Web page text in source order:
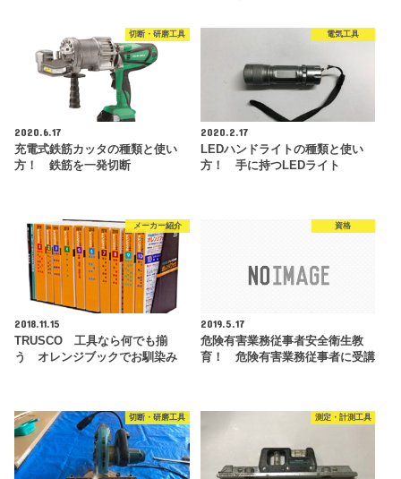
切断・研磨工具
2020.6.17
充電式鉄筋カッタの種類と使い
方！ 鉄筋を一発切断
電気工具
2020.2.17
LEDハンドライトの種類と使い
方！ 手に持つLEDライト
メーカー紹介
2018.11.15
TRUSCO 工具なら何でも揃
う オレンジブックでお馴染み
資格
2019.5.17
危険有害業務従事者安全衛生教
育！ 危険有害業務従事者に受講
切断・研磨工具 測定・計測工具